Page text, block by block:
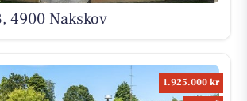
4900 Nakskov
1.925.000 kr